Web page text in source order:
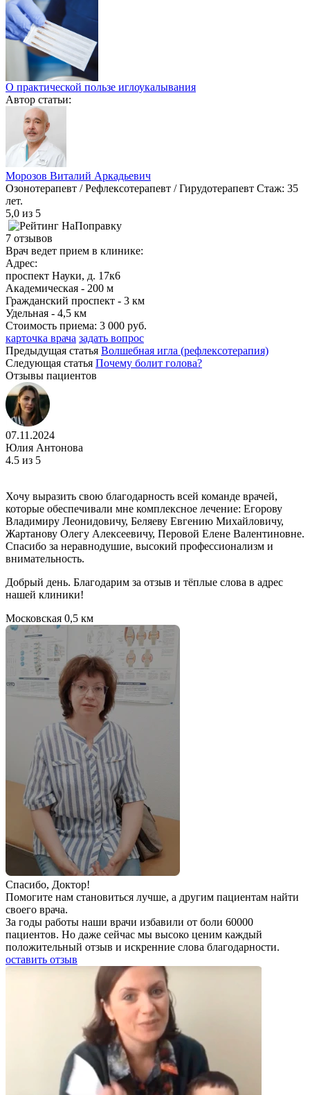
О практической пользе иглоукалывания
Автор статьи:
Морозов Виталий Аркадьевич
Озонотерапевт / Рефлексотерапевт / Гирудотерапевт Стаж: 35
лет.
5,0 из 5
7 отзывов
Врач ведет прием в клинике:
Адрес:
проспект Науки, д. 17к6
Академическая - 200 м
Гражданский проспект - 3 км
Удельная - 4,5 км
Стоимость приема: 3 000 руб.
карточка врача задать вопрос
Предыдущая статья Волшебная игла (рефлексотерапия)
Следующая статья Почему болит голова?
Отзывы пациентов
07.11.2024
Юлия Антонова
4.5 из 5
Хочу выразить свою благодарность всей команде врачей,
которые обеспечивали мне комплексное лечение: Егорову
Владимиру Леонидовичу, Беляеву Евгению Михайловичу,
Жартанову Олегу Алексеевичу, Перовой Елене Валентиновне.
Спасибо за неравнодушие, высокий профессионализм и
внимательность.
Добрый день. Благодарим за отзыв и тёплые слова в адрес
нашей клиники!
Московская 0,5 км
Спаcибо, Доктор!
Помогите нам становиться лучше, а другим пациентам найти
своего врача.
За годы работы наши врачи избавили от боли 60000
пациентов. Но даже сейчас мы высоко ценим каждый
положительный отзыв и искренние слова благодарности.
оставить отзыв